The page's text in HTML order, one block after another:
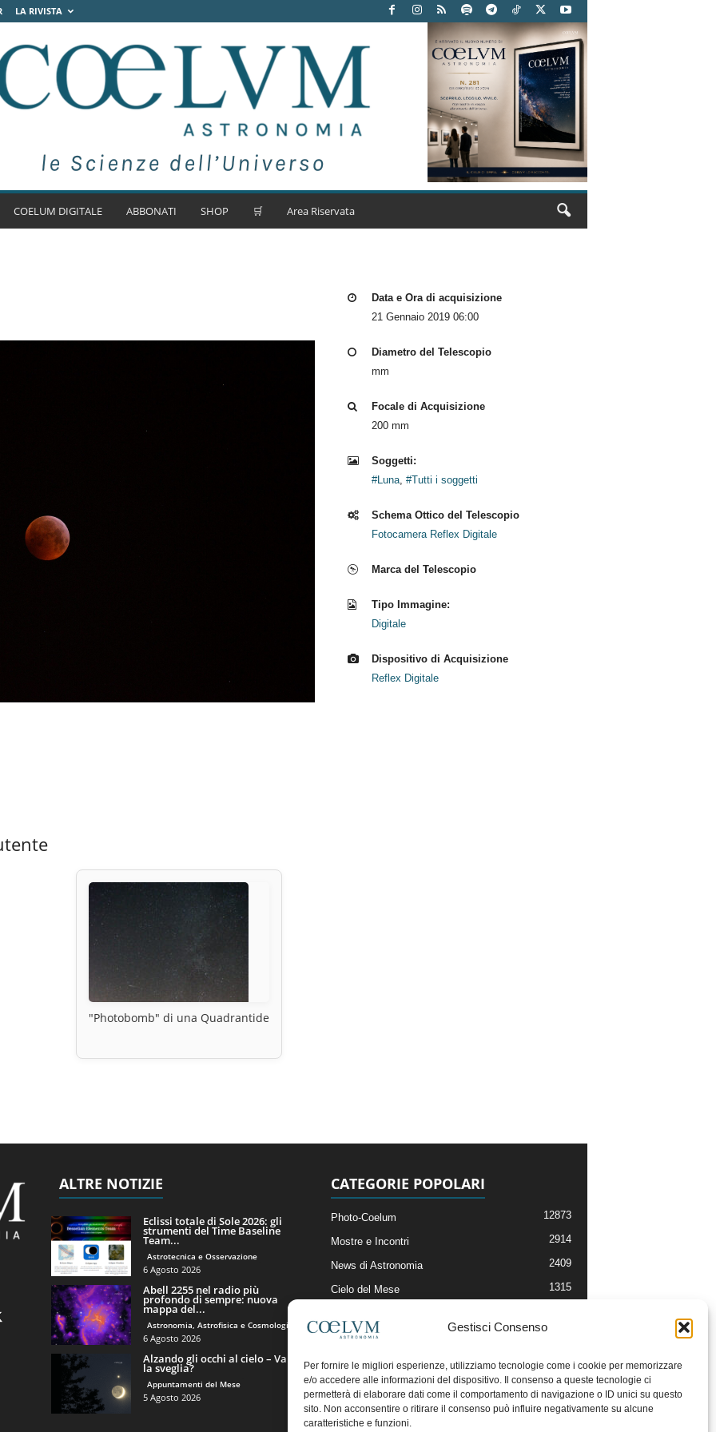
Gestisci Consenso
Per fornire le migliori esperienze, utilizziamo tecnologie come i cookie per memorizzare
e/o accedere alle informazioni del dispositivo. Il consenso a queste tecnologie ci
permetterà di elaborare dati come il comportamento di navigazione o ID unici su questo
sito. Non acconsentire o ritirare il consenso può influire negativamente su alcune
caratteristiche e funzioni.
LA RIVISTA
COELUM DIGITALE ABBONATI SHOP 🛒 Area Riservata
Data e Ora di acquisizione
21 Gennaio 2019 06:00
Diametro del Telescopio
mm
Focale di Acquisizione
200 mm
Soggetti:
#Luna, #Tutti i soggetti
Schema Ottico del Telescopio
Fotocamera Reflex Digitale
Marca del Telescopio
Tipo Immagine:
Digitale
Dispositivo di Acquisizione
Reflex Digitale
"Photobomb" di una Quadrantide
ALTRE NOTIZIE
Eclissi totale di Sole 2026: gli
strumenti del Time Baseline
Team...
Astrotecnica e Osservazione
6 Agosto 2026
Abell 2255 nel radio più
profondo di sempre: nuova
mappa del...
Astronomia, Astrofisica e Cosmologia
6 Agosto 2026
Alzando gli occhi al cielo – Vale
la sveglia?
Appuntamenti del Mese
5 Agosto 2026
CATEGORIE POPOLARI
Photo-Coelum 12873
Mostre e Incontri 2914
News di Astronomia 2409
Cielo del Mese 1315
Articoli e Risorse On-Line
Il Blog della Redazione